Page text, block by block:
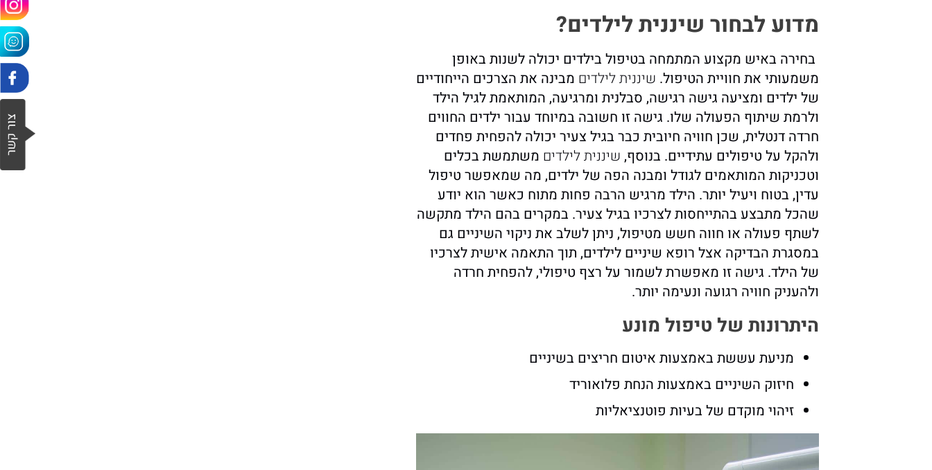
מדוע לבחור שיננית לילדים?
בחירה באיש מקצוע המתמחה בטיפול בילדים יכולה לשנות באופן
משמעותי את חוויית הטיפול. שיננית לילדים מבינה את הצרכים הייחודיים
של ילדים ומציעה גישה רגישה, סבלנית ומרגיעה, המותאמת לגיל הילד
ולרמת שיתוף הפעולה שלו. גישה זו חשובה במיוחד עבור ילדים החווים
חרדה דנטלית, שכן חוויה חיובית כבר בגיל צעיר יכולה להפחית פחדים
ולהקל על טיפולים עתידיים. בנוסף, שיננית לילדים משתמשת בכלים
וטכניקות המותאמים לגודל ומבנה הפה של ילדים, מה שמאפשר טיפול
עדין, בטוח ויעיל יותר. הילד מרגיש הרבה פחות מתוח כאשר הוא יודע
שהכל מתבצע בהתייחסות לצרכיו בגיל צעיר. במקרים בהם הילד מתקשה
לשתף פעולה או חווה חשש מטיפול, ניתן לשלב את ניקוי השיניים גם
במסגרת הבדיקה אצל רופא שיניים לילדים, תוך התאמה אישית לצרכיו
של הילד. גישה זו מאפשרת לשמור על רצף טיפולי, להפחית חרדה
ולהעניק חוויה רגועה ונעימה יותר.
היתרונות של טיפול מונע
מניעת עששת באמצעות איטום חריצים בשיניים
חיזוק השיניים באמצעות הנחת פלואוריד
זיהוי מוקדם של בעיות פוטנציאליות